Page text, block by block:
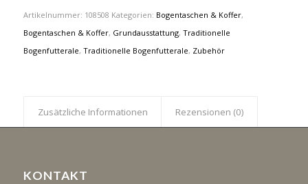
Artikelnummer: 108508 Kategorien: Bogentaschen & Koffer,
Bogentaschen & Koffer, Grundausstattung, Traditionelle
Bogenfutterale, Traditionelle Bogenfutterale, Zubehör
Zusätzliche Informationen Rezensionen (0)
KONTAKT